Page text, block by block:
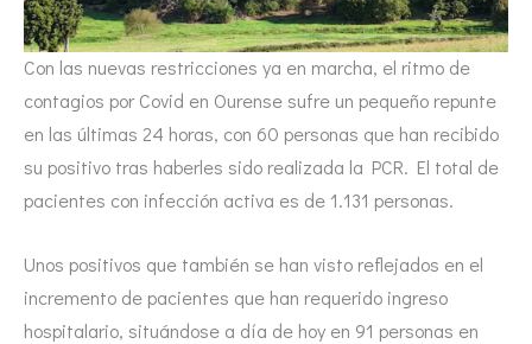
Con las nuevas restricciones ya en marcha, el ritmo de
contagios por Covid en Ourense sufre un pequeño repunte
en las últimas 24 horas, con 60 personas que han recibido
su positivo tras haberles sido realizada la PCR. El total de
pacientes con infección activa es de 1.131 personas.
Unos positivos que también se han visto reflejados en el
incremento de pacientes que han requerido ingreso
hospitalario, situándose a día de hoy en 91 personas en